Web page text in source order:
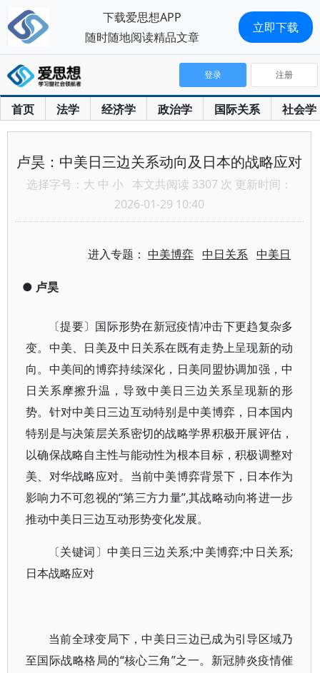
首页 法学 经济学 政治学 国际关系 社会学
登录 注册
卢昊：中美日三边关系动向及日本的战略应对
选择字号： 大 中 小 本文共阅读 3307 次 更新时间：
2026-01-29 10:40
进入专题：中美博弈 中日关系 中美日
● 卢昊
〔提要〕国际形势在新冠疫情冲击下更趋复杂多
变。中美、日美及中日关系在既有走势上呈现新的动
向。中美间的博弈持续深化，日美同盟协调加强，中
日关系摩擦升温，导致中美日三边关系呈现新的形
势。针对中美日三边互动特别是中美博弈，日本国内
特别是与决策层关系密切的战略学界积极开展评估，
以确保战略自主性与能动性为根本目标，积极调整对
美、对华战略应对。当前中美博弈背景下，日本作为
影响力不可忽视的“第三方力量”,其战略动向将进一步
推动中美日三边互动形势变化发展。
〔关键词〕中美日三边关系;中美博弈;中日关系;
日本战略应对
当前全球变局下，中美日三边已成为引导区域乃
至国际战略格局的“核心三角”之一。新冠肺炎疫情催
下载爱思想APP
随时随地阅读精品文章
立即下载